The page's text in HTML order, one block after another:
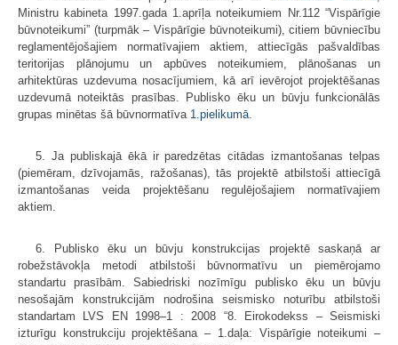
Ministru kabineta 1997.gada 1.aprīļa noteikumiem Nr.112 “Vispārīgie
būvnoteikumi” (turpmāk – Vispārīgie būvnoteikumi), citiem būvniecību
reglamentējošajiem normatīvajiem aktiem, attiecīgās pašvaldības
teritorijas plānojumu un apbūves noteikumiem, plānošanas un
arhitektūras uzdevuma nosacījumiem, kā arī ievērojot projektēšanas
uzdevumā noteiktās prasības. Publisko ēku un būvju funkcionālās
grupas minētas šā būvnormatīva 1.pielikumā
5. Ja publiskajā ēkā ir paredzētas citādas izmantošanas telpas
(piemēram, dzīvojamās, ražošanas), tās projektē atbilstoši attiecīgā
izmantošanas veida projektēšanu regulējošajiem normatīvajiem
aktiem.
6. Publisko ēku un būvju konstrukcijas projektē saskaņā ar
robežstāvokļa metodi atbilstoši būvnormatīvu un piemērojamo
standartu prasībām. Sabiedriski nozīmīgu publisko ēku un būvju
nesošajām konstrukcijām nodrošina seismisko noturību atbilstoši
standartam LVS EN 1998–1 : 2008 “8. Eirokodekss – Seismiski
izturīgu konstrukciju projektēšana – 1.daļa: Vispārīgie noteikumi –